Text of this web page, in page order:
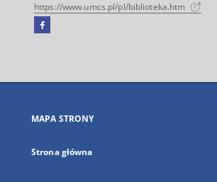
https://www.umcs.pl/pl/biblioteka.htm
Facebook
się
karcie
MAPA STRONY
Strona główna